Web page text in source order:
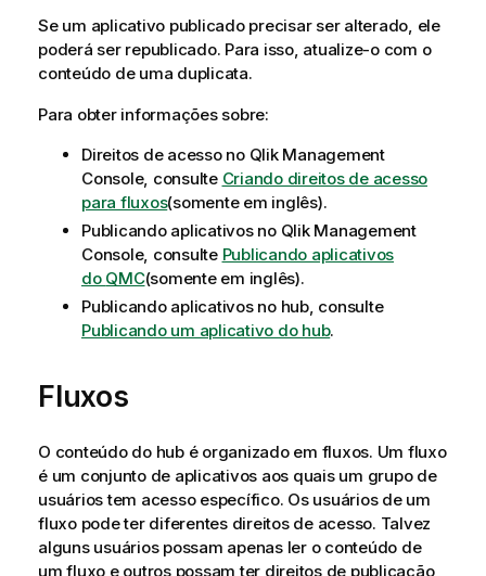
Se um aplicativo publicado precisar ser alterado, ele
poderá ser republicado. Para isso, atualize-o com o
conteúdo de uma duplicata.
Para obter informações sobre:
Direitos de acesso no Qlik Management
Console, consulte Criando direitos de acesso
para fluxos(somente em inglês).
Publicando aplicativos no Qlik Management
Console, consulte Publicando aplicativos
do QMC(somente em inglês).
Publicando aplicativos no hub, consulte
Publicando um aplicativo do hub.
Fluxos
O conteúdo do hub é organizado em fluxos. Um fluxo
é um conjunto de aplicativos aos quais um grupo de
usuários tem acesso específico. Os usuários de um
fluxo pode ter diferentes direitos de acesso. Talvez
alguns usuários possam apenas ler o conteúdo de
um fluxo e outros possam ter direitos de publicação